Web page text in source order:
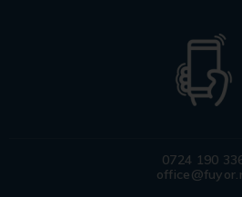
0724 190